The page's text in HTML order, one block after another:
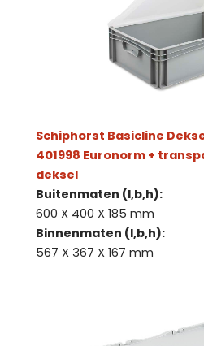
Schiphorst Basicline
401998 Euronorm +
deksel
Buitenmaten (l,b,h):
600 X 400 X 185 mm
Binnenmaten (l,b,h):
567 X 367 X 167 mm